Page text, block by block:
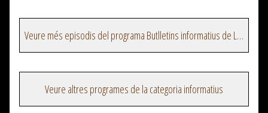
Veure més episodis del programa Butlletins informatius de La Xarxa
Veure altres programes de la categoria informatius